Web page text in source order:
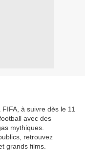
à suivre dès le 11
avec des
mythiques.
retrouvez
grands films.